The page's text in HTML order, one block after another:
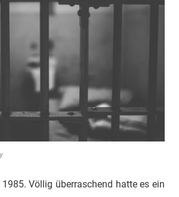
Völlig überraschend hatte es ein